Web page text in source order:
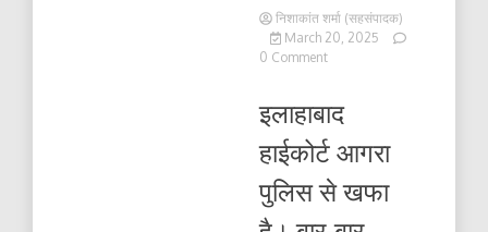
निशाकांत शर्मा (सहसंपादक)
March 20, 2025
0 Commenton
आगरा
पुलिस
से
खफा
है
इलाहाबाद
हाईकोर्ट आगरा
पुलिस से खफा